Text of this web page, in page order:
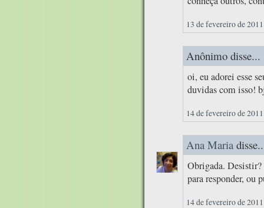
13 de fevereiro de
Anônimo disse...
oi, eu adorei esse
duvidas com isso!
14 de fevereiro de
Ana Maria
Obrigada.
para responder, ou
14 de fevereiro de